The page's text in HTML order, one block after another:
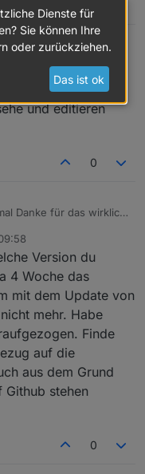
ich beim ipad mit
den ioBroker im
und editieren
0
Danke für das wirklich
tadellos. Seitdem
mit Influx, Grafana
gestern Abend.
gesehen, dass ein
steht. Also
mir dann auf, dass
geregelt wird. Obs
ich nicht. Da es
mehr weiter weiss
ob noch jemand das
So wie es aussieht
und Powerstream).
Version du
4 Woche das
mit dem Update von
mehr. Habe
Finde
auf die
aus dem Grund
stehen
0
Dienste für
Sie können Ihre
oder zurückziehen.
Das ist ok